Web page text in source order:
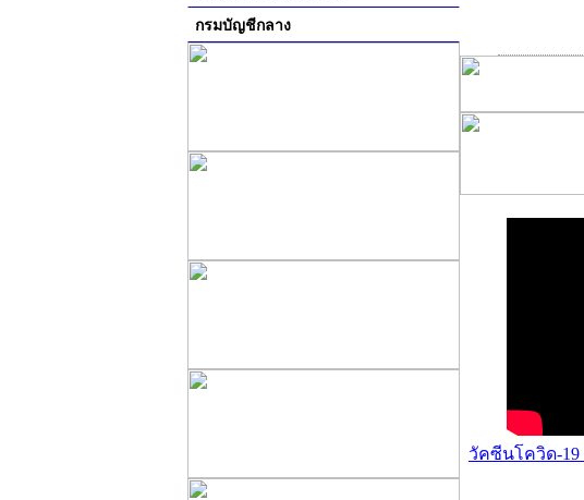
กรมบัญชีกลาง
วัคซีนโควิด-19